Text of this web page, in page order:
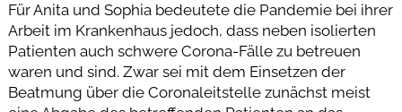
Für Anita und Sophia bedeutete die Pandemie bei ihrer
Arbeit im Krankenhaus jedoch, dass neben isolierten
Patienten auch schwere Corona-Fälle zu betreuen
waren und sind. Zwar sei mit dem Einsetzen der
Beatmung über die Coronaleitstelle zunächst meist